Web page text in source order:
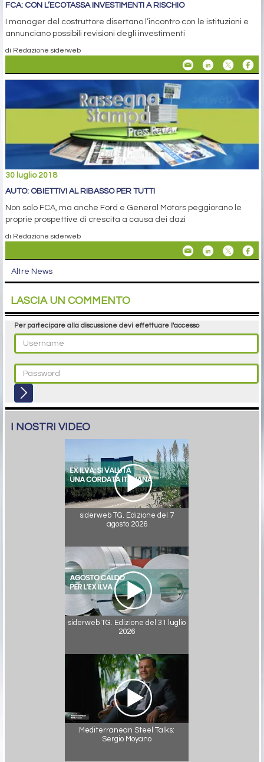
FCA: CON L’ECOTASSA INVESTIMENTI A RISCHIO
I manager del costruttore disertano l’incontro con le istituzioni e
annunciano possibili revisioni degli investimenti
di Redazione siderweb
30 luglio 2018
AUTO: OBIETTIVI AL RIBASSO PER TUTTI
Non solo FCA, ma anche Ford e General Motors peggiorano le
proprie prospettive di crescita a causa dei dazi
di Redazione siderweb
Altre News
LASCIA UN COMMENTO
Per partecipare alla discussione devi effettuare l'accesso
I NOSTRI VIDEO
siderweb TG. Edizione del 7
agosto 2026
siderweb TG. Edizione del 31 luglio
2026
Mediterranean Steel Talks:
Sergio Moyano